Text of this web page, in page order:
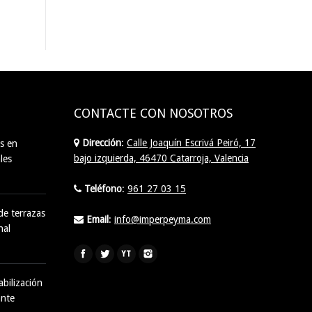
en
terrazas
CONTACTE CON NOSOTROS
Dirección: Calle Joaquín Escrivá Peiró, 17
bajo izquierda, 46470 Catarroja, Valencia
Teléfono: 961 27 03 15
Email: info@imperpeyma.com
Find us on: